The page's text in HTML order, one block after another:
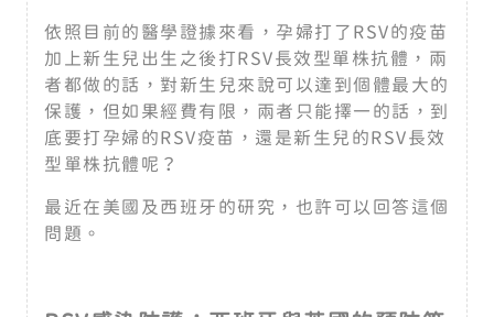
依照目前的醫學證據來看，孕婦打了RSV的疫苗
加上新生兒出生之後打RSV長效型單株抗體，兩
者都做的話，對新生兒來說可以達到個體最大的
保護，但如果經費有限，兩者只能擇一的話，到
底要打孕婦的RSV疫苗，還是新生兒的RSV長效
型單株抗體呢？
最近在美國及西班牙的研究，也許可以回答這個
問題。